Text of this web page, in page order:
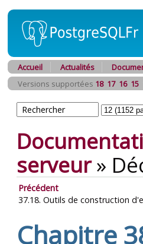
Accueil Actualités
Versions supportées 18 17 16 15
serveur»
Précédent
37.18. Outils de construction
Chapitre